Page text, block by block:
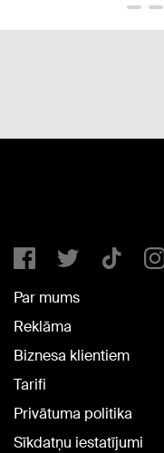
Par mums
Reklāma
Biznesa klientiem
Tarifi
Privātuma politika
Sīkdatņu iestatījumi